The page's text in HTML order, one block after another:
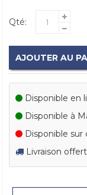
Qté:
AJOUTER AU
Disponible en
Disponible à
Disponible
Livraison